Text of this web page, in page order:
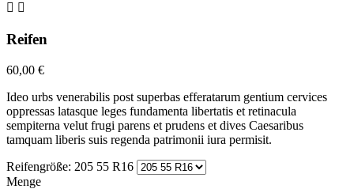
 
Reifen
60,00 €
Ideo urbs venerabilis post superbas efferatarum gentium cervices
oppressas latasque leges fundamenta libertatis et retinacula
sempiterna velut frugi parens et prudens et dives Caesaribus
tamquam liberis suis regenda patrimonii iura permisit.
Reifengröße: 205 55 R16
Menge